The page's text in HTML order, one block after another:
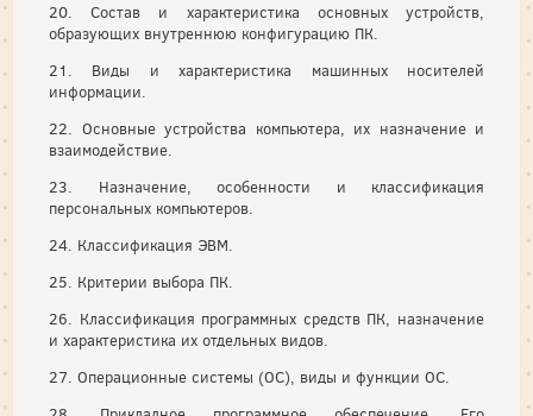
20. Состав и характеристика основных устройств,
образующих внутреннюю конфигурацию ПК.
21. Виды и характеристика машинных носителей
информации.
22. Основные устройства компьютера, их назначение и
взаимодействие.
23. Назначение, особенности и классификация
персональных компьютеров.
24. Классификация ЭВМ.
25. Критерии выбора ПК.
26. Классификация программных средств ПК, назначение
и характеристика их отдельных видов.
27. Операционные системы (ОС), виды и функции ОС.